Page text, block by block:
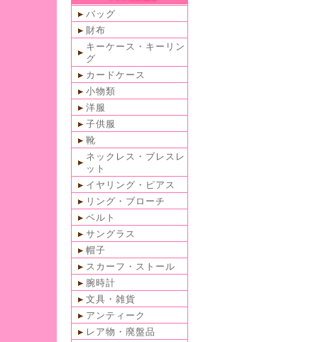
バッグ
財布
キーケース・キーリン
グ
カードケース
小物類
洋服
子供服
靴
ネックレス・ブレスレ
ット
イヤリング・ピアス
リング・ブローチ
ベルト
サングラス
帽子
スカーフ・ストール
腕時計
文具・雑貨
アンティーク
レア物・廃盤品